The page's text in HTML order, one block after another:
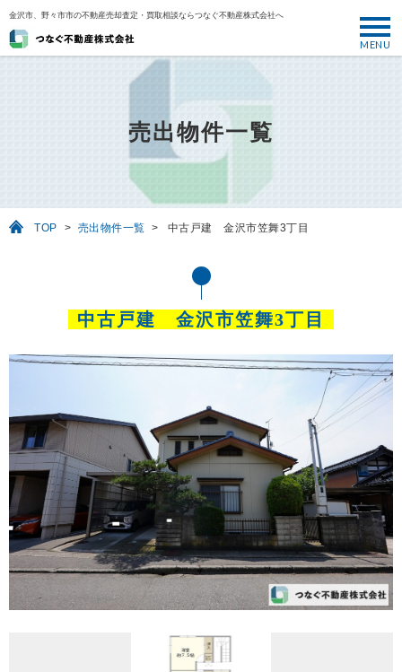
金沢市、野々市市の不動産売却査定・買取相談ならつなぐ不動産株式会社へ
MENU
USEFUL
REASON
つなぐ不動産株式会社が選ばれる理由
COMPANY
会社案内
売出物件一覧
TOP > 売出物件一覧 > 中古戸建 金沢市笠舞3丁目
中古戸建 金沢市笠舞3丁目